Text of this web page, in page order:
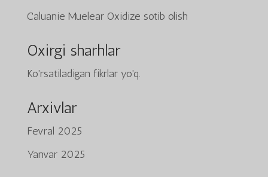
Caluanie Muelear Oxidize sotib olish
Oxirgi sharhlar
Ko'rsatiladigan fikrlar yo'q.
Arxivlar
Fevral 2025
Yanvar 2025